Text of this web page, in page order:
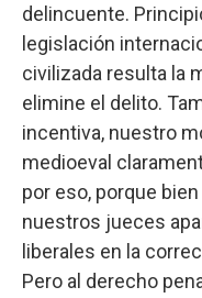
delincuente.
legislación
civilizada resulta la
elimine el delito.
incentiva, nuestro
medioeval
por eso, porque
nuestros jueces
liberales en la
Pero al derecho